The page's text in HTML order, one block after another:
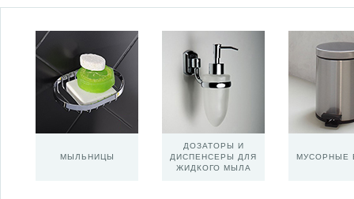
МЫЛЬНИЦЫ
ДОЗАТОРЫ И
ДИСПЕНСЕРЫ ДЛЯ
ЖИДКОГО МЫЛА
МУСОРНЫЕ